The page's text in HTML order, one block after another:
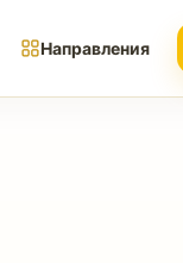
Направления